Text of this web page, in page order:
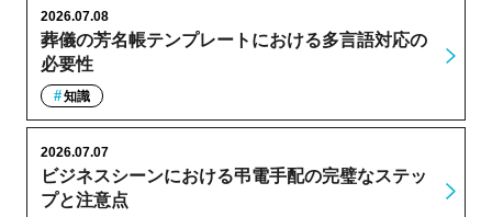
葬儀の芳名帳テンプレートにおける多言語対応の
必要性
2026.07.08
知識
ビジネスシーンにおける弔電手配の完璧なステッ
プと注意点
2026.07.07